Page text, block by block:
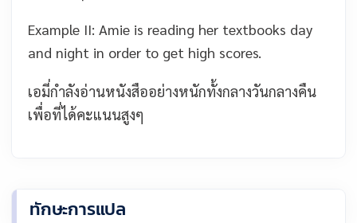
Example II: Amie is reading her textbooks day
and night in order to get high scores.
เอมี่กำลังอ่านหนังสืออย่างหนักทั้งกลางวันกลางคืน
เพื่อที่ได้คะแนนสูงๆ
ทักษะการแปล